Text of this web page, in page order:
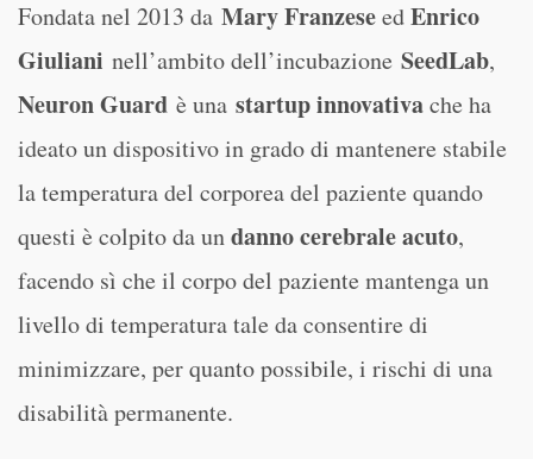
Fondata nel 2013 da Mary FranzeseedEnrico
Giuliani nell’ambito dell’incubazione SeedLab,
Neuron Guard è una startup innovativache ha
ideato un dispositivo in grado di mantenere stabile
la temperatura del corporea del paziente quando
questi è colpito da undanno cerebrale acuto,
facendo sì che il corpo del paziente mantenga un
livello di temperatura tale da consentire di
minimizzare, per quanto possibile, i rischi di una
disabilità permanente.